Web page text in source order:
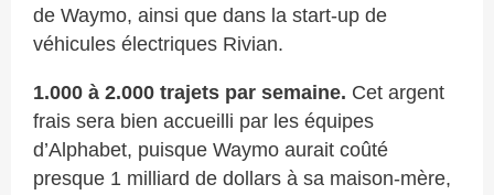
de Waymo, ainsi que dans la start-up de
véhicules électriques Rivian.
1.000 à 2.000 trajets par semaine. Cet argent
frais sera bien accueilli par les équipes
d’Alphabet, puisque Waymo aurait coûté
presque 1 milliard de dollars à sa maison-mère,